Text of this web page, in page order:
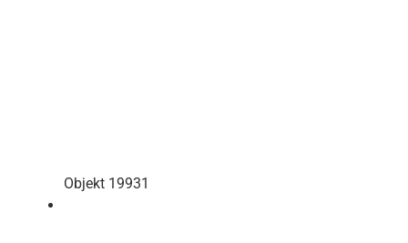
Objekt 19931